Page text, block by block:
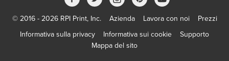
© 2016 - 2026 RPI Print, Inc. Azienda Lavora con noi
Prezzi
Informativa sulla privacy
Informativa sui cookie
Supporto
Mappa del sito